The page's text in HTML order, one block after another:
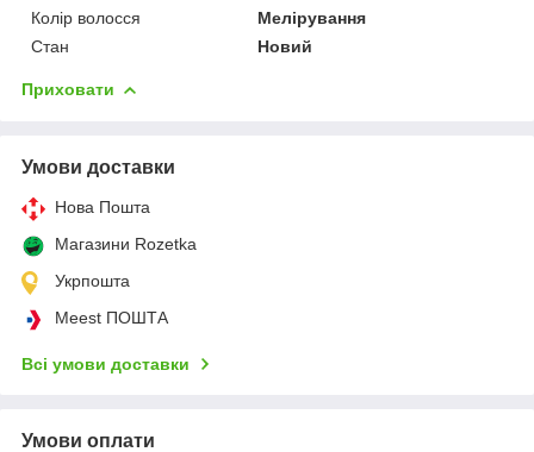
Колір волосся
Мелірування
Стан
Новий
Приховати
Умови доставки
Нова Пошта
Магазини Rozetka
Укрпошта
Meest ПОШТА
Всі умови доставки
Умови оплати